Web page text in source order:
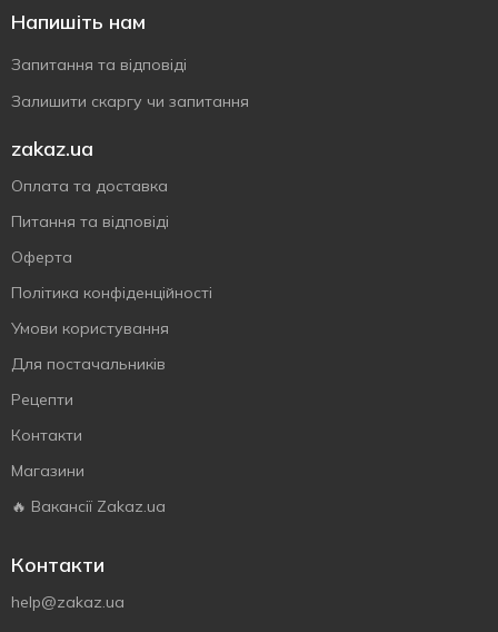
Напишіть нам
Запитання та відповіді
Залишити скаргу чи запитання
zakaz.ua
Оплата та доставка
Питання та відповіді
Оферта
Політика конфіденційності
Умови користування
Для постачальників
Рецепти
Контакти
Магазини
🔥 Вакансії Zakaz.ua
Контакти
help@zakaz.ua